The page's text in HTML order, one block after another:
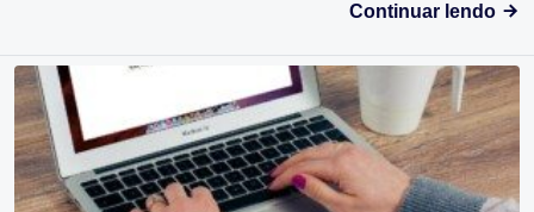
Continuar lendo